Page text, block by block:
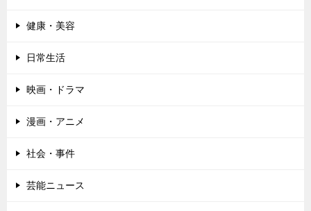
健康・美容
日常生活
映画・ドラマ
漫画・アニメ
社会・事件
芸能ニュース